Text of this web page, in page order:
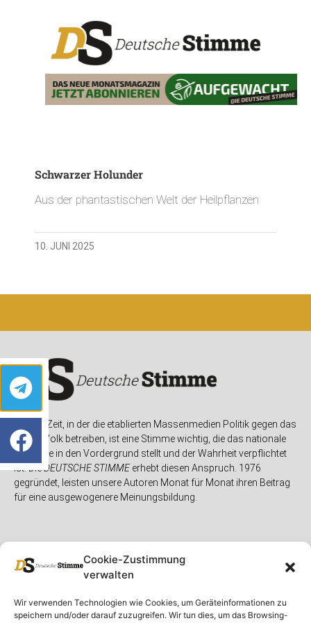
Cookie-Zustimmung
verwalten
Wir verwenden Technologien wie Cookies, um Geräteinformationen zu
speichern und/oder darauf zuzugreifen. Wir tun dies, um das Browsing-
Schwarzer Holunder
Aus der phantastischen Welt der Heilpflanzen
10. JUNI 2025
In einer Zeit, in der die etablierten Massenmedien Politik gegen das
eigene Volk betreiben, ist eine Stimme wichtig, die das nationale
Interesse in den Vordergrund stellt und der Wahrheit verpflichtet
ist. DieDEUTSCHE STIMMEerhebt diesen Anspruch. 1976
gegründet, leisten unsere Autoren Monat für Monat ihren Beitrag
für eine ausgewogenere Meinungsbildung.
Unser MagazinRubriken Rechtliches